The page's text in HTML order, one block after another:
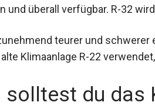
und überall verfügbar. R-32
teurer und
Klimaanlage R-22
solltest du das